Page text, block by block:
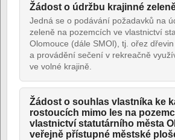
Žádost o údržbu krajinné
Jedná se o podávání požadavků na
zeleně na pozemcích ve vlastnictví
Olomouce (dále SMOl), tj. ořez
a provádění sečení v rekreačně
ve volné krajině.
Žádost o souhlas vlastníka ke
rostoucích mimo les na
vlastnictví statutárního města
veřejně přístupné městské